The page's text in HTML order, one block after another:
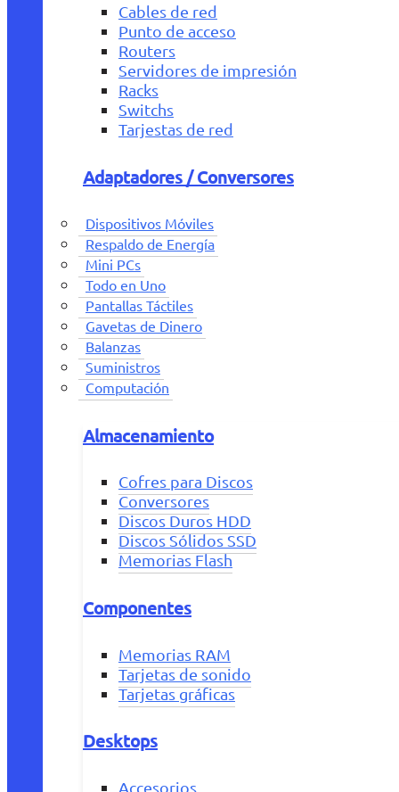
Cables de red
Punto de acceso
Routers
Servidores de impresión
Racks
Switchs
Tarjestas de red
Adaptadores / Conversores
Dispositivos Móviles
Respaldo de Energía
Mini PCs
Todo en Uno
Pantallas Táctiles
Gavetas de Dinero
Balanzas
Suministros
Computación
Almacenamiento
Cofres para Discos
Conversores
Discos Duros HDD
Discos Sólidos SSD
Memorias Flash
Componentes
Memorias RAM
Tarjetas de sonido
Tarjetas gráficas
Desktops
Accesorios